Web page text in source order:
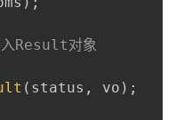
Result对象
( status , vo ) ;